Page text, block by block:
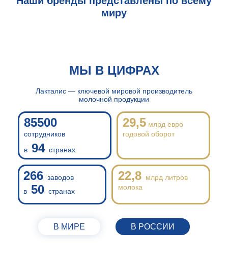
миру
МЫ В ЦИФРАХ
Лакталис — ключевой мировой производитель
молочной продукции
85500
сотрудников
в 94странах
29,5 млрд евро
годовой оборот
266 заводов
в 50 странах
22,8 млрд литров
молока
В МИРЕ В РОССИИ